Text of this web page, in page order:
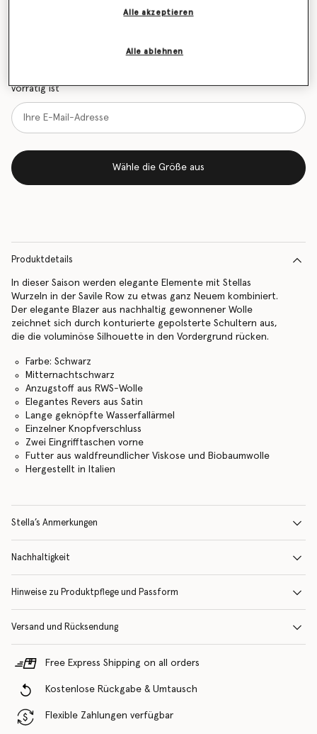
vorrätig ist
Wähle die Größe aus
Produktdetails
In dieser Saison werden elegante Elemente mit Stellas
Wurzeln in der Savile Row zu etwas ganz Neuem kombiniert.
Der elegante Blazer aus nachhaltig gewonnener Wolle
zeichnet sich durch konturierte gepolsterte Schultern aus,
die die voluminöse Silhouette in den Vordergrund rücken.
Farbe: Schwarz
Mitternachtschwarz
Anzugstoff aus RWS-Wolle
Elegantes Revers aus Satin
Lange geknöpfte Wasserfallärmel
Einzelner Knopfverschluss
Zwei Eingrifftaschen vorne
Futter aus waldfreundlicher Viskose und Biobaumwolle
Hergestellt in Italien
Stella’s Anmerkungen
Nachhaltigkeit
Hinweise zu Produktpflege und Passform
Versand und Rücksendung
Free Express Shipping on all orders
Kostenlose Rückgabe & Umtausch
Flexible Zahlungen verfügbar
Alle ablehnen
Alle akzeptieren